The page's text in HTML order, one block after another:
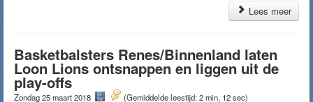
Lees meer
Basketbalsters Renes/Binnenland laten
Loon Lions ontsnappen en liggen uit de
play-offs
Zondag 25 maart 2018 (Gemiddelde leestijd: 2 min, 12 sec)